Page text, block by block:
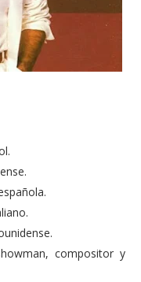
compositor y